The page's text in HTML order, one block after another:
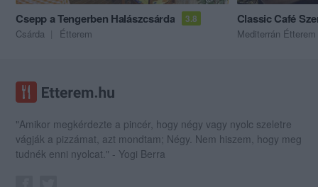
Csepp a Tengerben Halászcsárda 3.8
Csárda Étterem
Classic Café
Mediterrán Étterem
"Amikor megkérdezte a pincér, hogy négy vagy nyolc szeletre
vágják a pizzámat, azt mondtam; Négy. Nem hiszem, hogy meg
tudnék enni nyolcat." - Yogi Berra